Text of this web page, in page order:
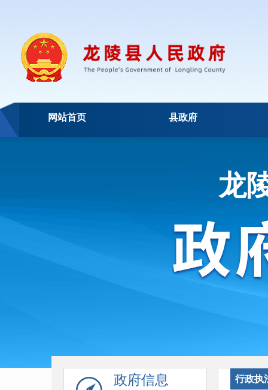
网站首页 县政府
龙
政府信息
行政执